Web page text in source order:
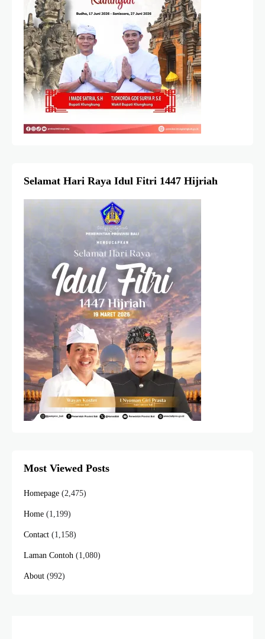
Selamat Hari Raya Idul Fitri 1447 Hijriah
Most Viewed Posts
Homepage (2,475)
Home (1,199)
Contact (1,158)
Laman Contoh (1,080)
About (992)